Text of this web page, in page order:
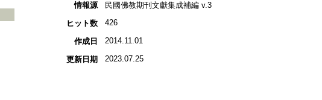
情報源
民國佛教期刊文獻集成補編 v.3
ヒット数
426
作成日 2014.11.01
更新日期 2023.07.25